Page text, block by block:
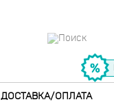
ДОСТАВКА/ОПЛАТА